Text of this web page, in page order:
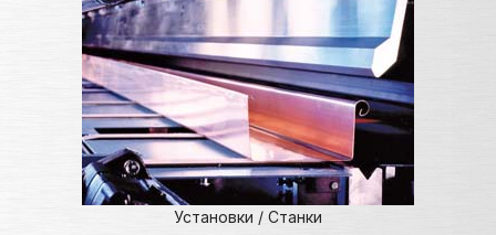
Установки / Станки